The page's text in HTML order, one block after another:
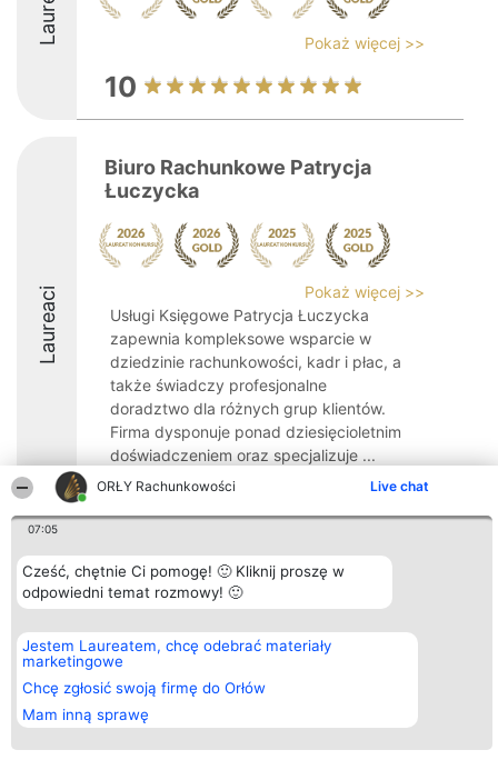
ORŁY Rachunkowości Live chat
07:05
Cześć, chętnie Ci pomogę! 🙂 Kliknij proszę w
odpowiedni temat rozmowy! 🙂
Jestem Laureatem, chcę odebrać materiały
marketingowe
Chcę zgłosić swoją firmę do Orłów
Mam inną sprawę
Pokaż więcej >>
10
Laureaci
Biuro Rachunkowe Patrycja
Łuczycka
Pokaż więcej >>
Usługi Księgowe Patrycja Łuczycka
zapewnia kompleksowe wsparcie w
dziedzinie rachunkowości, kadr i płac, a
także świadczy profesjonalne
doradztwo dla różnych grup klientów.
Firma dysponuje ponad dziesięcioletnim
doświadczeniem oraz specjalizuje ...
9.9
Organizator plebiscytu
Bright Side Solutions sp. z o.
o. sp. k.
Wrocław 50-079
KRS 0000749100 | Regon
381313360 | NIP 8943132676
+48 508 492 400
Plebiscyt
Laureaci
Lista
Laureatów
Polityka
Kontakt